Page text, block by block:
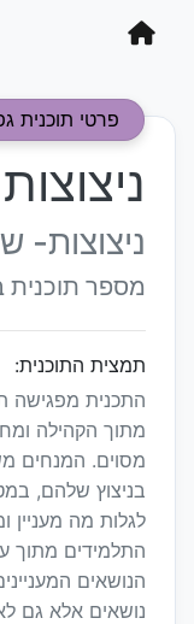
פרטי תוכנית
ניצוצות-
מספר תוכנית
תמצית התוכנית:
התכנית מפגישה
מתוך הקהילה
מסוים. המנחים
בניצוץ שלהם,
לגלות מה
התלמידים מתוך
הנושאים
נושאים אלא גם